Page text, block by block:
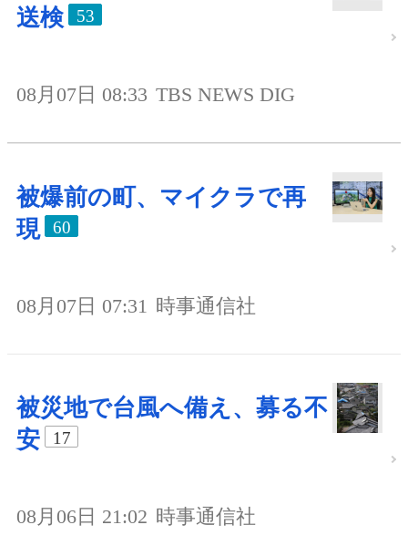
送検
53
08月07日 08:33 TBS NEWS DIG
被爆前の町、マイクラで再
現
60
08月07日 07:31 時事通信社
被災地で台風へ備え、募る不
安
17
08月06日 21:02 時事通信社